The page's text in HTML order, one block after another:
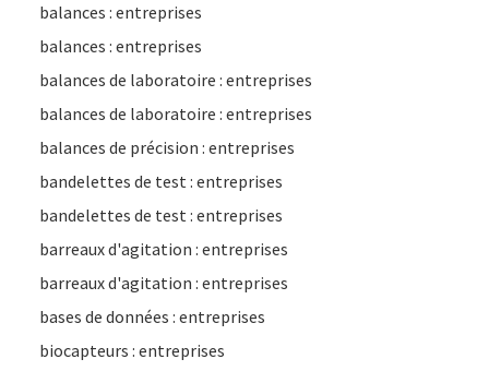
balances : entreprises
balances : entreprises
balances de laboratoire : entreprises
balances de laboratoire : entreprises
balances de précision : entreprises
bandelettes de test : entreprises
bandelettes de test : entreprises
barreaux d'agitation : entreprises
barreaux d'agitation : entreprises
bases de données : entreprises
biocapteurs : entreprises